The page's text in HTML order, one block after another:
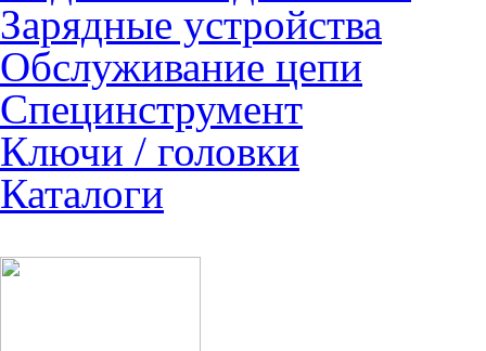
Зарядные устройства
Обслуживание цепи
Специнструмент
Ключи / головки
Каталоги